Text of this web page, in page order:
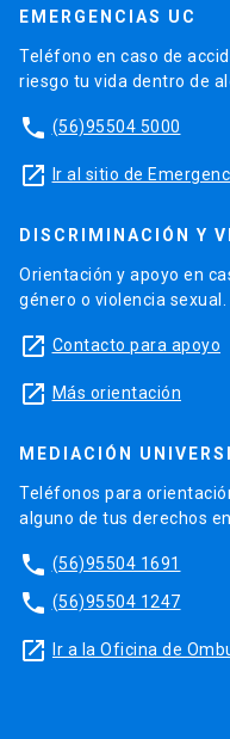
EMERGENCIAS UC
Teléfono en caso de
riesgo tu vida dentro de
phone (56)95504 5000
launch Ir al sitio de
DISCRIMINACIÓN Y
Orientación y apoyo en
género o violencia sexual.
launch Contacto para apoyo
launch Más orientación
MEDIACIÓN
Teléfonos para
alguno de tus derechos
phone (56)95504 1691
phone (56)95504 1247
launch Ir a la Oficina de